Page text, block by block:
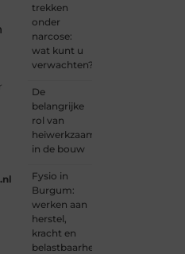
trekken
onder
narcose:
wat kunt u
verwachten?
De
belangrijke
rol van
heiwerkzaamheden
in de bouw
Fysio in
Burgum:
werken aan
herstel,
kracht en
belastbaarheid